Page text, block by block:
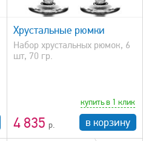
Хрустальные рюмки
Набор хрустальных рюмок, 6
шт, 70 гр.
4 835
купить в 1 клик
в корзину